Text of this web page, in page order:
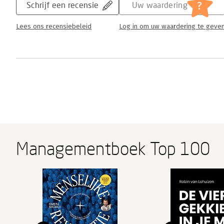
Schrijf een recensie
Lees ons recensiebeleid
Uw waardering ?
Log in om uw waardering te
Managementboek Top 100